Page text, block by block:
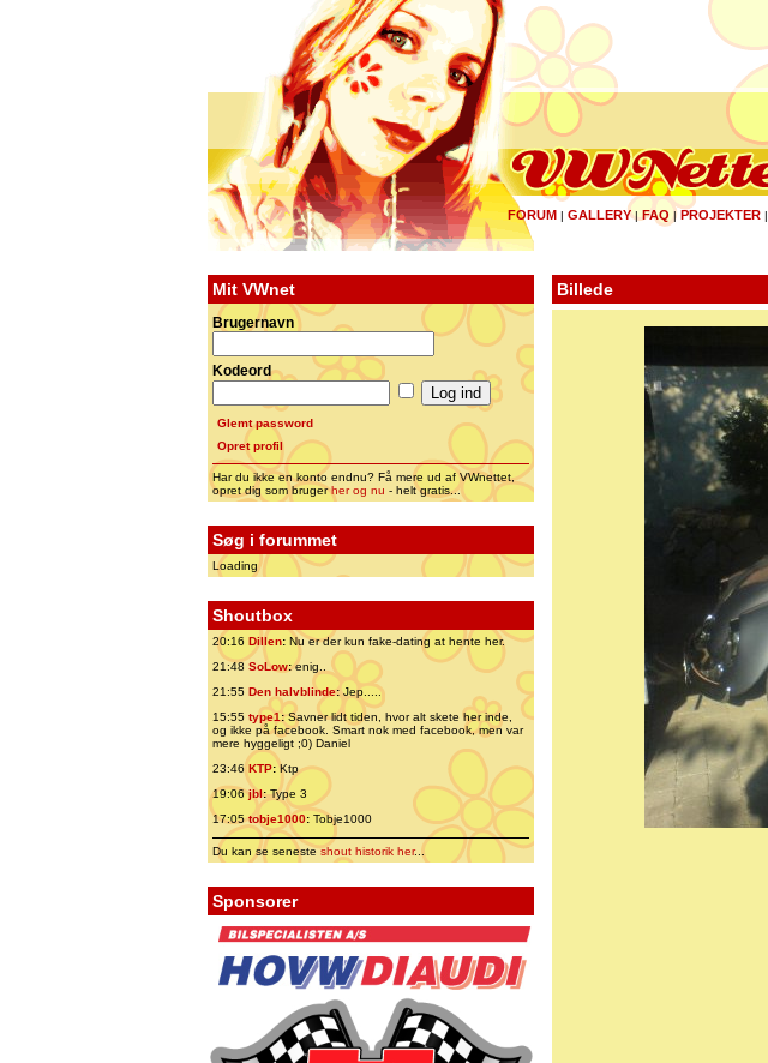
FORUM | GALLERY|FAQ | PROJEKTER |
Mit VWnet
Brugernavn
Kodeord
Glemt password
Opret profil
Har du ikke en konto endnu? Få mere ud af VWnettet,
opret dig som brugerher og nu - helt gratis...
Søg i forummet
Loading
Shoutbox
20:16 Dillen: Nu er der kun fake-dating at hente her.
21:48 SoLow:enig..
21:55 Den halvblinde:Jep.....
15:55 type1:Savner lidt tiden, hvor alt skete her inde,
og ikke på facebook. Smart nok med facebook, men var
mere hyggeligt ;0) Daniel
23:46 KTP:Ktp
19:06jbl:Type 3
17:05tobje1000: Tobje1000
Du kan se senesteshout historik her...
Sponsorer
Billede